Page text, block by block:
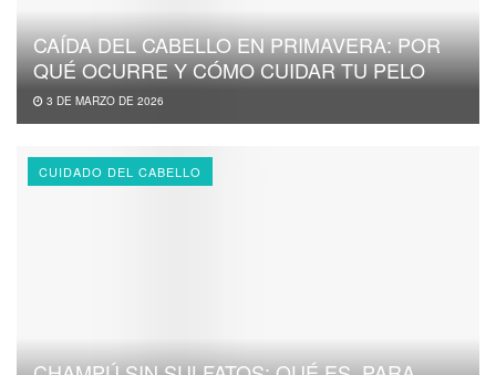
CAÍDA DEL CABELLO EN PRIMAVERA: POR
QUÉ OCURRE Y CÓMO CUIDAR TU PELO
3 DE MARZO DE 2026
CUIDADO DEL CABELLO